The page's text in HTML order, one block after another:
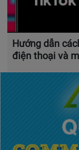
Hướng dẫn
điện thoại và